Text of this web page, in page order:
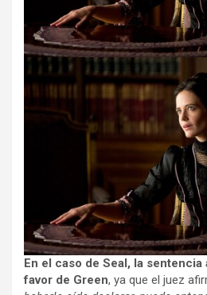
En el caso de Seal, la
favor de Green, ya que el juez